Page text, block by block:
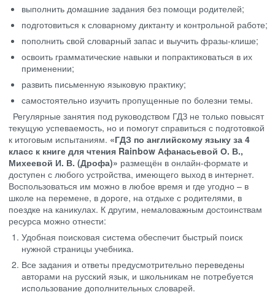
выполнить домашние задания без помощи родителей;
подготовиться к словарному диктанту и контрольной работе;
пополнить свой словарный запас и выучить фразы-клише;
освоить грамматические навыки и попрактиковаться в их
применении;
развить письменную языковую практику;
самостоятельно изучить пропущенные по болезни темы.
Регулярные занятия под руководством ГДЗ не только повысят
текущую успеваемость, но и помогут справиться с подготовкой
к итоговым испытаниям. «ГДЗ по английскому языку за 4
класс к книге для чтения Rainbow Афанасьевой О. В.,
Михеевой И. В. (Дрофа)» размещён в онлайн-формате и
доступен с любого устройства, имеющего выход в интернет.
Воспользоваться им можно в любое время и где угодно – в
школе на перемене, в дороге, на отдыхе с родителями, в
поездке на каникулах. К другим, немаловажным достоинствам
ресурса можно отнести:
Удобная поисковая система обеспечит быстрый поиск
нужной страницы учебника.
Все задания и ответы предусмотрительно переведены
авторами на русский язык, и школьникам не потребуется
использование дополнительных словарей.